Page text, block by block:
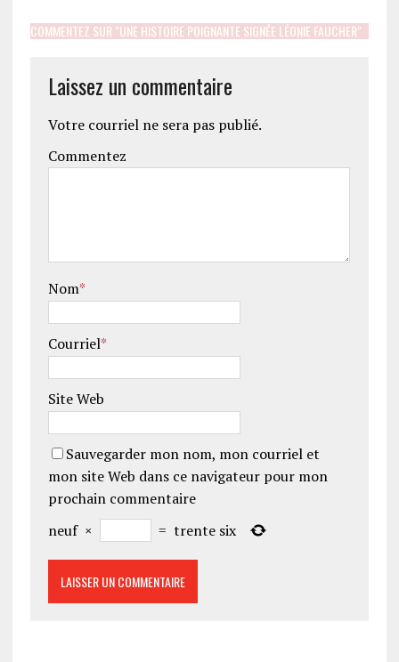
COMMENTEZ SUR "UNE HISTOIRE POIGNANTE SIGNÉE LÉONIE FAUCHER"
Laissez un commentaire
Votre courriel ne sera pas publié.
Commentez
Nom*
Courriel*
Site Web
Sauvegarder mon nom, mon courriel et
mon site Web dans ce navigateur pour mon
prochain commentaire
neuf × = trente six